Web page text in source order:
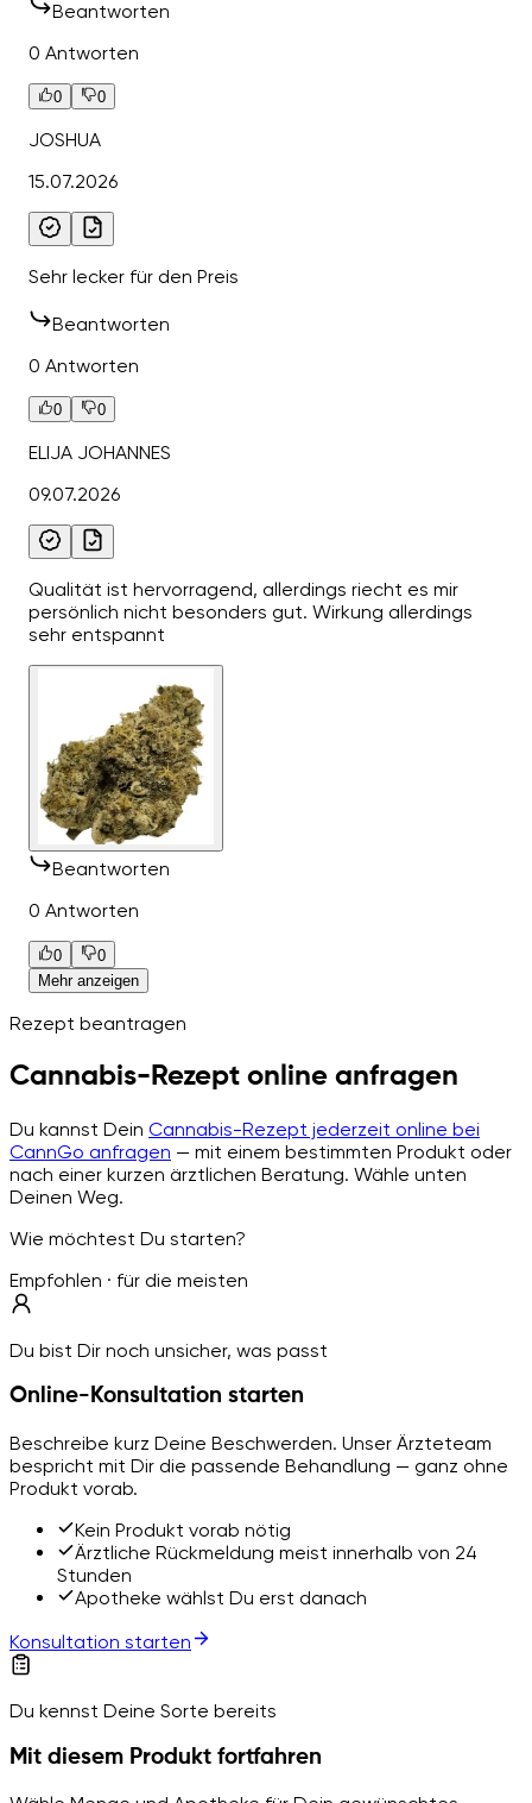
Beantworten
0 Antworten
0 0
JOSHUA
15.07.2026
Sehr lecker für den Preis
Beantworten
0 Antworten
0 0
ELIJA JOHANNES
09.07.2026
Qualität ist hervorragend, allerdings riecht es mir
persönlich nicht besonders gut. Wirkung allerdings
sehr entspannt
Beantworten
0 Antworten
0
0
Mehr anzeigen
Rezept beantragen
Cannabis-Rezept online anfragen
Du kannst Dein Cannabis-Rezept jederzeit online bei
CannGo anfragen — mit einem bestimmten Produkt oder
nach einer kurzen ärztlichen Beratung. Wähle unten
Deinen Weg.
Wie möchtest Du starten?
Empfohlen · für die meisten
Du bist Dir noch unsicher, was passt
Online-Konsultation starten
Beschreibe kurz Deine Beschwerden. Unser Ärzteteam
bespricht mit Dir die passende Behandlung — ganz ohne
Produkt vorab.
Kein Produkt vorab nötig
Ärztliche Rückmeldung meist innerhalb von 24
Stunden
Apotheke wählst Du erst danach
Konsultation starten
Du kennst Deine Sorte bereits
Mit diesem Produkt fortfahren